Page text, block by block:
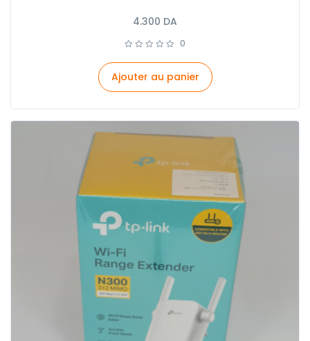
4.300 DA
0
Ajouter au panier